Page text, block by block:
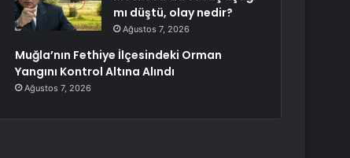
mı düştü, olay nedir?
Ağustos 7, 2026
Muğla’nın Fethiye İlçesindeki Orman
Yangını Kontrol Altına Alındı
Ağustos 7, 2026